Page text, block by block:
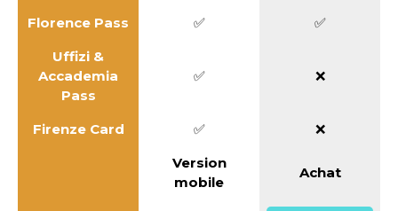
Florence Pass
✅
✅
Uffizi &
Accademia
Pass
✅ ❌
Firenze Card ✅
❌
Version
mobile
Achat